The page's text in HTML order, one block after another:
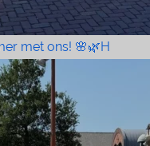
met ons! 🌸🌿H